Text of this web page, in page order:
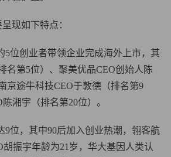
现如下特点：
5位创业者带领企业完成海外上市，其
名第5位）、聚美优品CEO创始人陈
京途牛科技CEO于敦德（排名第9
湘宇（排名第20位）。
9位，其中90后加入创业热潮，翎客航
胡振宇年龄为21岁，华大基因人类认